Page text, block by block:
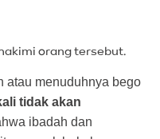
orang tersebut.
atau menuduhnya bego
tidak akan
ibadah dan